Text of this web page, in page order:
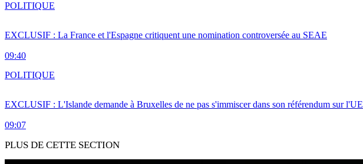
EXCLUSIF : La France et l'Espagne critiquent une nomination controversée au SEAE
09:40
POLITIQUE
EXCLUSIF : L'Islande demande à Bruxelles de ne pas s'immiscer dans son référendum sur l'UE
09:07
POLITIQUE
PLUS DE CETTE SECTION